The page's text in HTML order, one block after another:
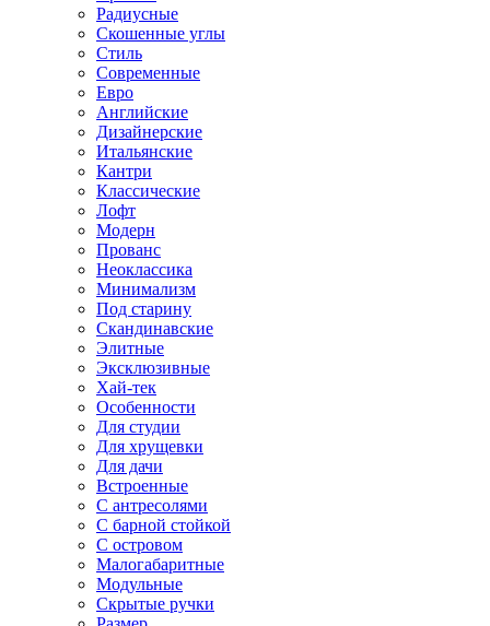
Радиусные
Скошенные углы
Стиль
Современные
Евро
Английские
Дизайнерские
Итальянские
Кантри
Классические
Лофт
Модерн
Прованс
Неоклассика
Минимализм
Под старину
Скандинавские
Элитные
Эксклюзивные
Хай-тек
Особенности
Для студии
Для хрущевки
Для дачи
Встроенные
С антресолями
С барной стойкой
С островом
Малогабаритные
Модульные
Скрытые ручки